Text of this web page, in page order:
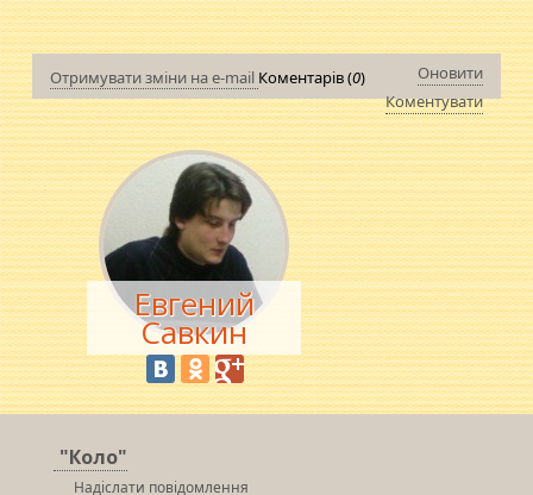
Отримувати зміни на e-mail Коментарів (0)
Оновити
Коментувати
Евгений
Савкин
"Коло"
Надіслати повідомлення